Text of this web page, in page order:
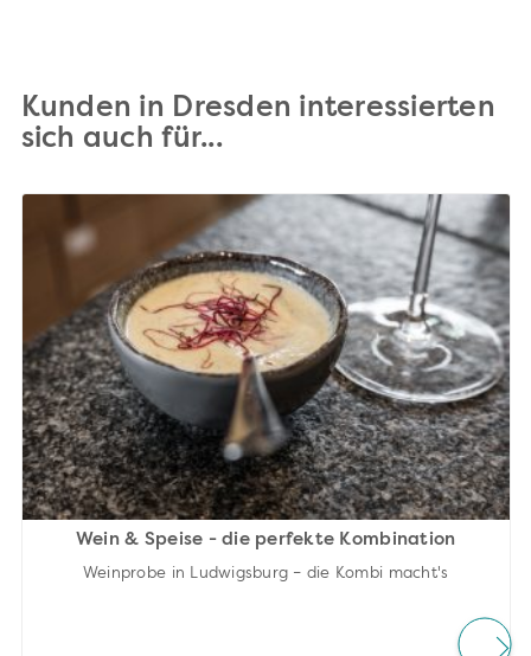
Kunden in Dresden interessierten
sich auch für...
Wein & Speise - die perfekte Kombination
Weinprobe in Ludwigsburg – die Kombi macht's